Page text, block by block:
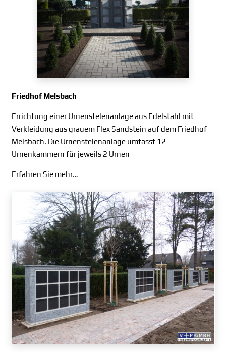
Friedhof Melsbach
Errichtung einer Urnenstelenanlage aus Edelstahl mit
Verkleidung aus grauem Flex Sandstein auf dem Friedhof
Melsbach. Die Urnenstelenanlage umfasst 12
Urnenkammern für jeweils 2 Urnen
Erfahren Sie mehr…